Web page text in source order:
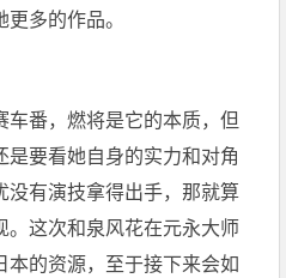
多的作品。
车番，燃将是它的本质，但
是要看她自身的实力和对角
没有演技拿得出手，那就算
。这次和泉风花在元永大师
本的资源，至于接下来会如